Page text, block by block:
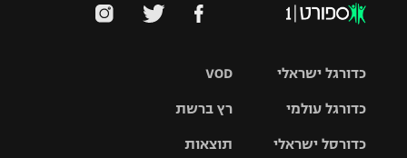
VOD
רץ ברשת
תוצאות
כדורגל ישראלי
כדורגל עולמי
כדורסל ישראלי